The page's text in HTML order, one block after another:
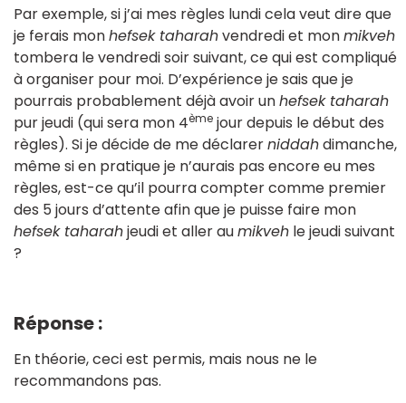
Par exemple, si j’ai mes règles lundi cela veut dire que
je ferais monhefsek taharahvendredi et monmikveh
tombera le vendredi soir suivant, ce qui est compliqué
à organiser pour moi. D’expérience je sais que je
pourrais probablement déjà avoir unhefsek taharah
pur jeudi (qui sera mon 4ème jour depuis le début des
règles). Si je décide de me déclarerniddahdimanche,
même si en pratique je n’aurais pas encore eu mes
règles, est-ce qu’il pourra compter comme premier
des 5 jours d’attente afin que je puisse faire mon
hefsek taharahjeudi et aller aumikveh le jeudi suivant
?
Réponse :
En théorie, ceci est permis, mais nous ne le
recommandons pas.